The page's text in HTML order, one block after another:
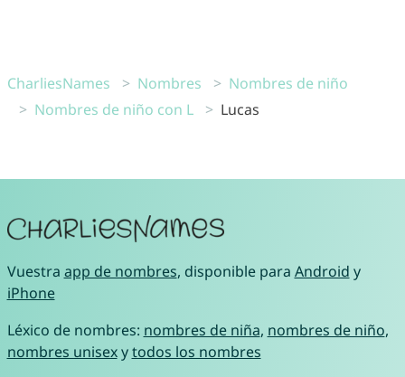
CharliesNames Nombres
Nombres de niño
Nombres de niño con L
Lucas
Vuestra app de nombres, disponible para Android y
iPhone
Léxico de nombres: nombres de niña, nombres de niño,
nombres unisexytodos los nombres